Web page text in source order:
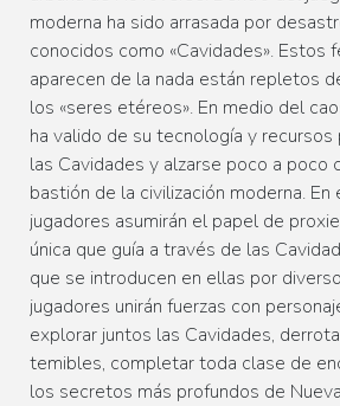
moderna ha sido arrasada por
conocidos como «Cavidades». Estos
aparecen de la nada están repletos
los «seres etéreos». En medio del
ha valido de su tecnología y recursos
las Cavidades y alzarse poco a poco
bastión de la civilización moderna. En
jugadores asumirán el papel de
única que guía a través de las
que se introducen en ellas por
jugadores unirán fuerzas con
explorar juntos las Cavidades,
temibles, completar toda clase de
los secretos más profundos de